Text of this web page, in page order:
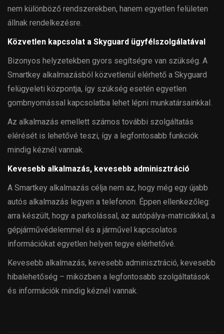
nem különböző rendszerekben, hanem egyetlen felületen
állnak rendelkezésre.
Közvetlen kapcsolat a Skyguard ügyfélszolgálatával
Bizonyos helyzetekben gyors segítségre van szükség. A
Smartkey alkalmazásból közvetlenül elérhető a Skyguard
felügyeleti központja, így szükség esetén egyetlen
gombnyomással kapcsolatba lehet lépni munkatársainkkal.
Az alkalmazás emellett számos további szolgáltatás
elérését is lehetővé teszi, így a legfontosabb funkciók
mindig kéznél vannak.
Kevesebb alkalmazás, kevesebb adminisztráció
A Smartkey alkalmazás célja nem az, hogy még egy újabb
autós alkalmazás legyen a telefonon. Éppen ellenkezőleg:
arra készült, hogy a parkolással, az autópálya-matricákkal, a
gépjárművédelemmel és a járművel kapcsolatos
információkat egyetlen helyen tegye elérhetővé.
Kevesebb alkalmazás, kevesebb adminisztráció, kevesebb
hibalehetőség – miközben a legfontosabb szolgáltatások
és információk mindig kéznél vannak.